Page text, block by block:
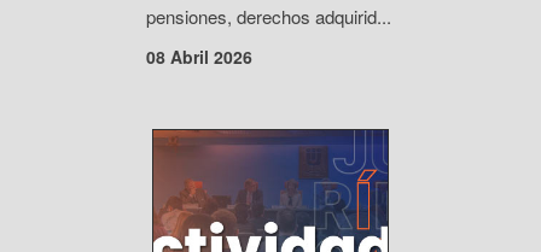
pensiones, derechos adquirid...
08 Abril 2026